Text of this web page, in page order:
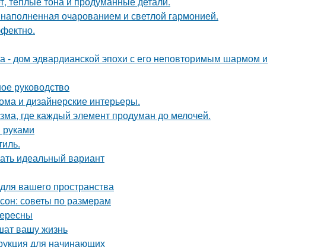
очарованием и светлой гармонией.
- дом эдвардианской эпохи с его неповторимым шармом и
руководство
и дизайнерские интерьеры.
где каждый элемент продуман до мелочей.
руками
идеальный вариант
вашего пространства
советы по размерам
вашу жизнь
для начинающих